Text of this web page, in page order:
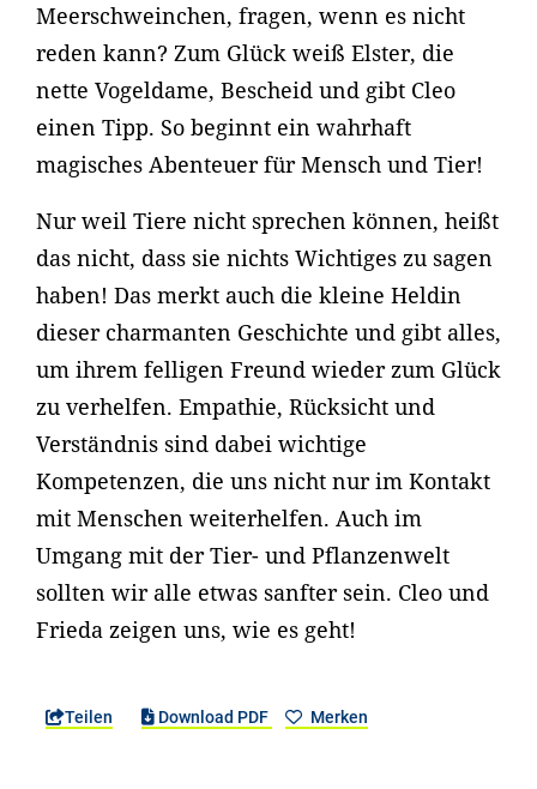
Meerschweinchen, fragen, wenn es nicht
reden kann? Zum Glück weiß Elster, die
nette Vogeldame, Bescheid und gibt Cleo
einen Tipp. So beginnt ein wahrhaft
magisches Abenteuer für Mensch und Tier!
Nur weil Tiere nicht sprechen können, heißt
das nicht, dass sie nichts Wichtiges zu sagen
haben! Das merkt auch die kleine Heldin
dieser charmanten Geschichte und gibt alles,
um ihrem felligen Freund wieder zum Glück
zu verhelfen. Empathie, Rücksicht und
Verständnis sind dabei wichtige
Kompetenzen, die uns nicht nur im Kontakt
mit Menschen weiterhelfen. Auch im
Umgang mit der Tier- und Pflanzenwelt
sollten wir alle etwas sanfter sein. Cleo und
Frieda zeigen uns, wie es geht!
Teilen Download PDF Merken